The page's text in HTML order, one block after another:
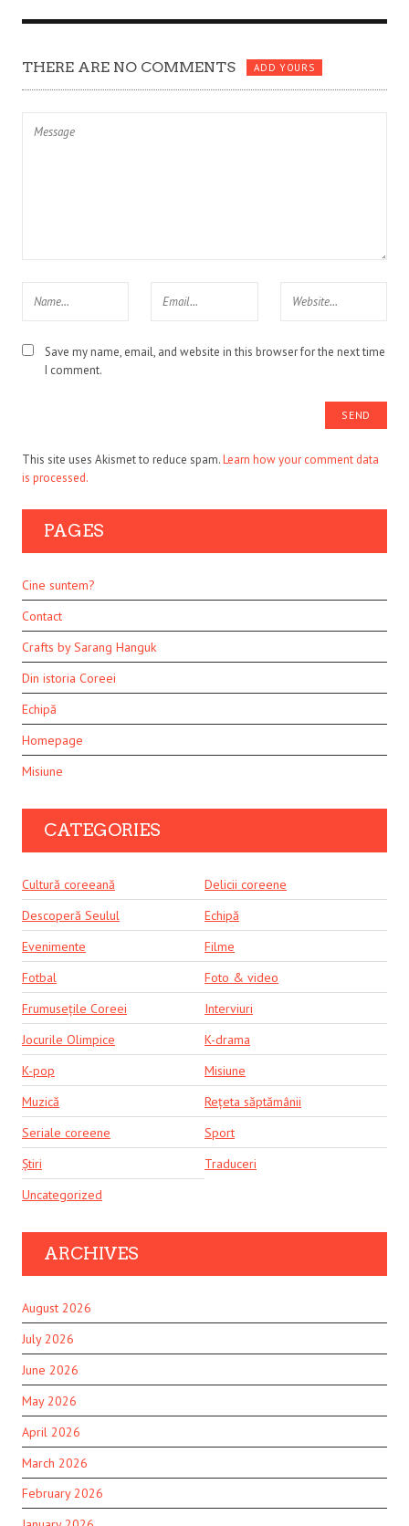
THERE ARE NO COMMENTS ADD YOURS
Save my name, email, and website in this browser for the next time
I comment.
This site uses Akismet to reduce spam.Learn how your comment data
is processed.
PAGES
Cine suntem?
Contact
Crafts by Sarang Hanguk
Din istoria Coreei
Echipă
Homepage
Misiune
CATEGORIES
Cultură coreeană
Delicii coreene
Descoperă Seulul
Echipă
Evenimente
Filme
Fotbal
Foto & video
Frumusețile Coreei
Interviuri
Jocurile Olimpice
K-drama
K-pop
Misiune
Muzică
Rețeta săptămânii
Seriale coreene
Sport
Știri
Traduceri
Uncategorized
ARCHIVES
August 2026
July 2026
June 2026
May 2026
April 2026
March 2026
February 2026